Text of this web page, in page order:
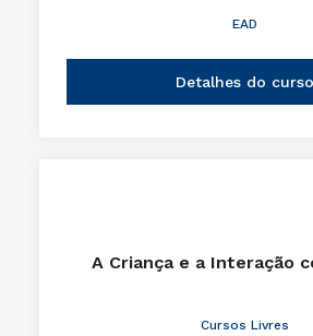
EAD
Detalhes do curso
A Criança e a Interação
Cursos Livres